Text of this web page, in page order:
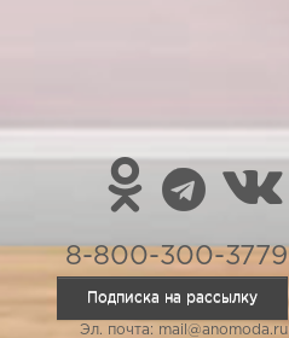
8-800-300-3779
Подписка на рассылку
Эл. почта: mail@anomoda.ru